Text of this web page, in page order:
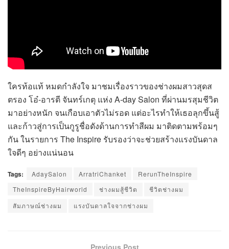
ใครท้อแท้ หมดกำลังใจ มาชมเรื่องราวของช่างผมสาวสุดส
ตรอง โอ๋-อารตี จันทร์เกตุ แห่ง A-day Salon ที่ผ่านมรสุมชีวิต
มาอย่างหนัก จนเกือบเอาตัวไม่รอด แต่อะไรทำให้เธอลุกขึ้นสู้
และก้าวสู่การเป็นกูรูชื่อดังด้านการทำสีผม มาติดตามพร้อมๆ
กัน ในรายการ The Inspire รับรองว่าจะช่วยสร้างแรงบันดาล
ใจดีๆ อย่างแน่นอน
Tags: AdaySalon ArratriChanket
RerunTheInspire
TheInspireByHairworld
ช่างผมสู้ชีวิต
ชีวิตช่างผม
สัมภาษณ์ช่างผม
แรงบันดาลใจจากช่างผม